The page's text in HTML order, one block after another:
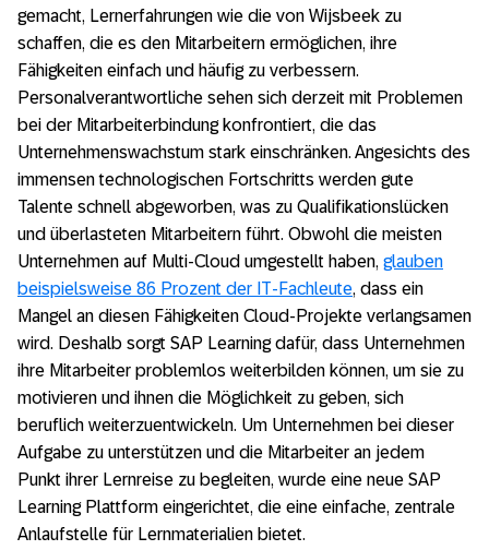
gemacht, Lernerfahrungen wie die von Wijsbeek zu
schaffen, die es den Mitarbeitern ermöglichen, ihre
Fähigkeiten einfach und häufig zu verbessern.
Personalverantwortliche sehen sich derzeit mit Problemen
bei der Mitarbeiterbindung konfrontiert, die das
Unternehmenswachstum stark einschränken. Angesichts des
immensen technologischen Fortschritts werden gute
Talente schnell abgeworben, was zu Qualifikationslücken
und überlasteten Mitarbeitern führt. Obwohl die meisten
Unternehmen auf Multi-Cloud umgestellt haben, glauben
beispielsweise 86 Prozent der IT-Fachleute, dass ein
Mangel an diesen Fähigkeiten Cloud-Projekte verlangsamen
wird. Deshalb sorgt SAP Learning dafür, dass Unternehmen
ihre Mitarbeiter problemlos weiterbilden können, um sie zu
motivieren und ihnen die Möglichkeit zu geben, sich
beruflich weiterzuentwickeln. Um Unternehmen bei dieser
Aufgabe zu unterstützen und die Mitarbeiter an jedem
Punkt ihrer Lernreise zu begleiten, wurde eine neue SAP
Learning Plattform eingerichtet, die eine einfache, zentrale
Anlaufstelle für Lernmaterialien bietet.